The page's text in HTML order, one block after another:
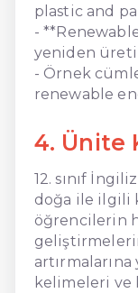
plastic and
-
yeniden
- Örnek
renewable
4. Ünite
12. sınıf
doğa ile ilgili
öğrencilerin
kelimeleri ve